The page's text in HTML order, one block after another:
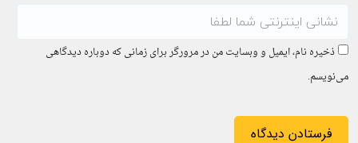
ذخیره نام، ایمیل و وبسایت من در مرورگر برای زمانی که دوباره دیدگاهی
می‌نویسم.